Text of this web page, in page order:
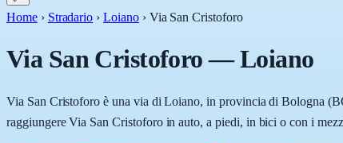
Home › Stradario › Loiano › Via San Cristoforo
Via San Cristoforo—Loiano
Via San Cristoforo è una via di Loiano, in provincia di Bologna
raggiungere Via San Cristoforo in auto, a piedi, in bici o con i